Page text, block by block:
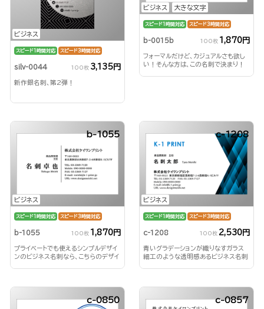
ビジネス
スピード1時間対応 スピード3時間対応
silv-0044 100枚 3,135円
新作銀名刺、第2弾！
ビジネス 大きな文字
スピード1時間対応 スピード3時間対応
b-0015b 100枚 1,870円
フォーマルだけど、カジュアルさも欲し
い！そんな方は、この名刺で決まり！
ビジネス
b-1055
スピード1時間対応 スピード3時間対応
b-1055 100枚 1,870円
プライベートでも使えるシンプルデザイ
ンのビジネス名刺なら、こちらのデザイ
ビジネス
c-1208
スピード1時間対応 スピード3時間対応
c-1208 100枚 2,530円
青いグラデーションが織りなすガラス
細工のような透明感あるビジネス名刺
c-0850 c-0857